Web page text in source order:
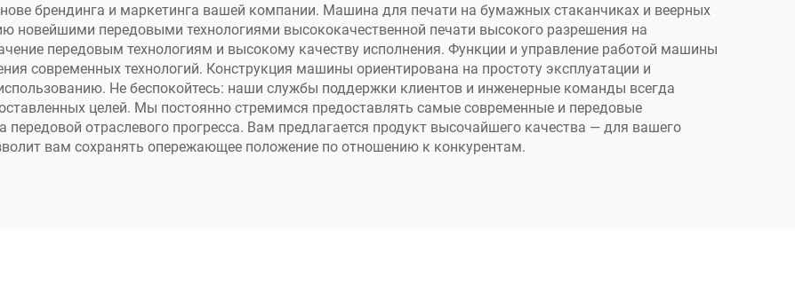
брендинга и маркетинга вашей компании. Машина для печати на бумажных стаканчиках и веерных
новейшими передовыми технологиями высококачественной печати высокого разрешения на
передовым технологиям и высокому качеству исполнения. Функции и управление работой машины
современных технологий. Конструкция машины ориентирована на простоту эксплуатации и
Не беспокойтесь: наши службы поддержки клиентов и инженерные команды всегда
целей. Мы постоянно стремимся предоставлять самые современные и передовые
отраслевого прогресса. Вам предлагается продукт высочайшего качества — для вашего
вам сохранять опережающее положение по отношению к конкурентам.